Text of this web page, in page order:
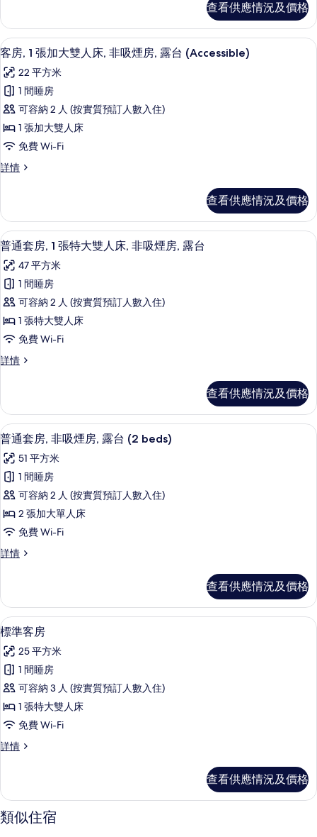
的
相
片
吸
煙
房,
露
台
(2
beds)
的
相
非
吸
煙
露
台
(2
beds)
詳
情
查看供應情況及價格
載
入
所
有
客
房,
張
大
雙
人
床,
非
吸
煙
房,
露
的
相
片
客房, 1 張加大雙人床, 非吸煙房, 露台
7
客房, 1 張加大雙人床, 非吸煙房, 露台 (Accessible)
22 平方米
1 間睡房
可容納 2 人 (按實質預訂人數入住)
1 張加大雙人床
免費 Wi-Fi
詳情
客
加
大
雙
人
床,
非
吸
煙
房,
露
台
(Accessible)
查看供應情況及價格
載
入
所
有
普
通
房,
張
特
大
雙
人
床,
非
吸
煙
台
的
相
片
普通套房, 1 張特大雙人床, 非吸煙房,
7
普通套房, 1 張特大雙人床, 非吸煙房, 露台
47 平方米
1 間睡房
可容納 2 人 (按實質預訂人數入住)
1 張特大雙人床
免費 Wi-Fi
詳情
普
1
張
特
大
雙
人
床,
非
吸
煙
房,
露
查看供應情況及價格
載
入
所
有
普
通
房,
吸
煙
房,
露
台
(2
beds)
的
相
普通套房, 非吸煙房, 露台 (2 beds) |
7
普通套房, 非吸煙房, 露台 (2 beds)
51 平方米
1 間睡房
可容納 2 人 (按實質預訂人數入住)
2 張加大單人床
免費 Wi-Fi
詳情
普
非
吸
煙
露
台
(2
beds)
詳
情
查看供應情況及價格
載
入
所
有
標
準
房
相
片
標準客房 | 房內夾萬、書桌、隔音、免
6
標準客房
25 平方米
1 間睡房
可容納 3 人 (按實質預訂人數入住)
1 張特大雙人床
免費 Wi-Fi
詳情
標
詳
情
查看供應情況及價格
類似住宿